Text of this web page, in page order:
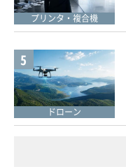
プリンタ・複合機
5
ドローン